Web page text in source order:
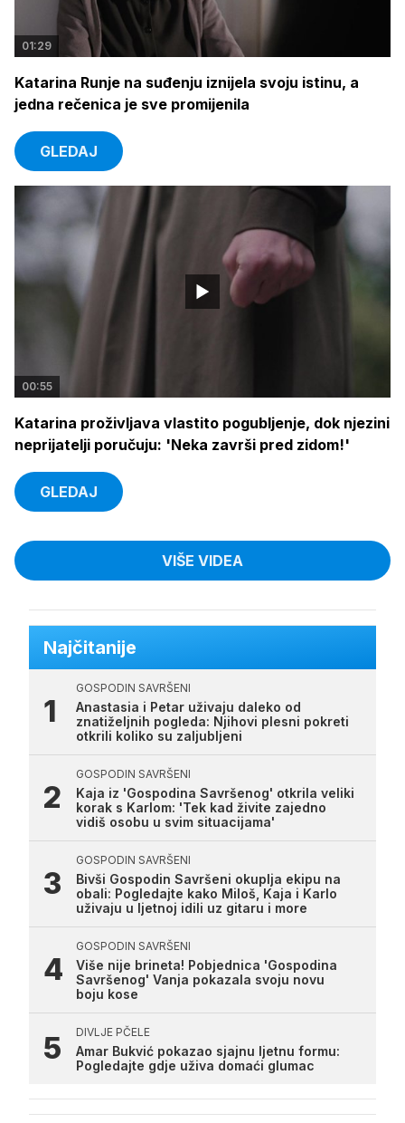
01:29
Katarina Runje na suđenju iznijela svoju istinu, a
jedna rečenica je sve promijenila
GLEDAJ
00:55
Katarina proživljava vlastito pogubljenje, dok njezini
neprijatelji poručuju: 'Neka završi pred zidom!'
GLEDAJ
VIŠE VIDEA
Najčitanije
GOSPODIN SAVRŠENI
Anastasia i Petar uživaju daleko od
znatiželjnih pogleda: Njihovi plesni pokreti
otkrili koliko su zaljubljeni
GOSPODIN SAVRŠENI
Kaja iz 'Gospodina Savršenog' otkrila veliki
korak s Karlom: 'Tek kad živite zajedno
vidiš osobu u svim situacijama'
GOSPODIN SAVRŠENI
Bivši Gospodin Savršeni okuplja ekipu na
obali: Pogledajte kako Miloš, Kaja i Karlo
uživaju u ljetnoj idili uz gitaru i more
GOSPODIN SAVRŠENI
Više nije brineta! Pobjednica 'Gospodina
Savršenog' Vanja pokazala svoju novu
boju kose
DIVLJE PČELE
Amar Bukvić pokazao sjajnu ljetnu formu:
Pogledajte gdje uživa domaći glumac